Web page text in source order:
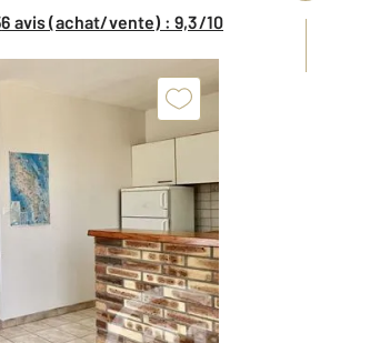
56 avis (achat/vente) : 9,3/10